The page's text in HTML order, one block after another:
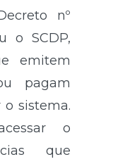
nº
o SCDP,
emitem
pagam
sistema.
o
que